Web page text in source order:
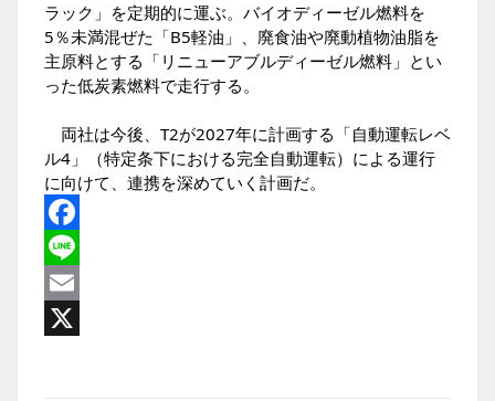
ラック」を定期的に運ぶ。バイオディーゼル燃料を
5％未満混ぜた「B5軽油」、廃食油や廃動植物油脂を
主原料とする「リニューアブルディーゼル燃料」とい
った低炭素燃料で走行する。
両社は今後、T2が2027年に計画する「自動運転レベ
ル4」（特定条下における完全自動運転）による運行
に向けて、連携を深めていく計画だ。
Facebook
Line
Email